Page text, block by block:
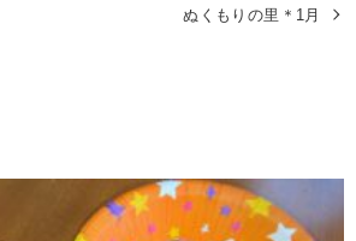
ぬくもりの里＊1月